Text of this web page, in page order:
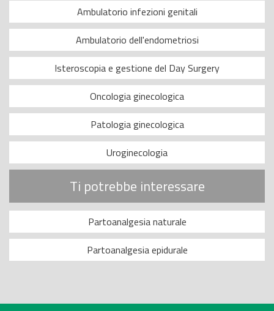
Ambulatorio infezioni genitali
Ambulatorio dell'endometriosi
Isteroscopia e gestione del Day Surgery
Oncologia ginecologica
Patologia ginecologica
Uroginecologia
Ti potrebbe interessare
Partoanalgesia naturale
Partoanalgesia epidurale